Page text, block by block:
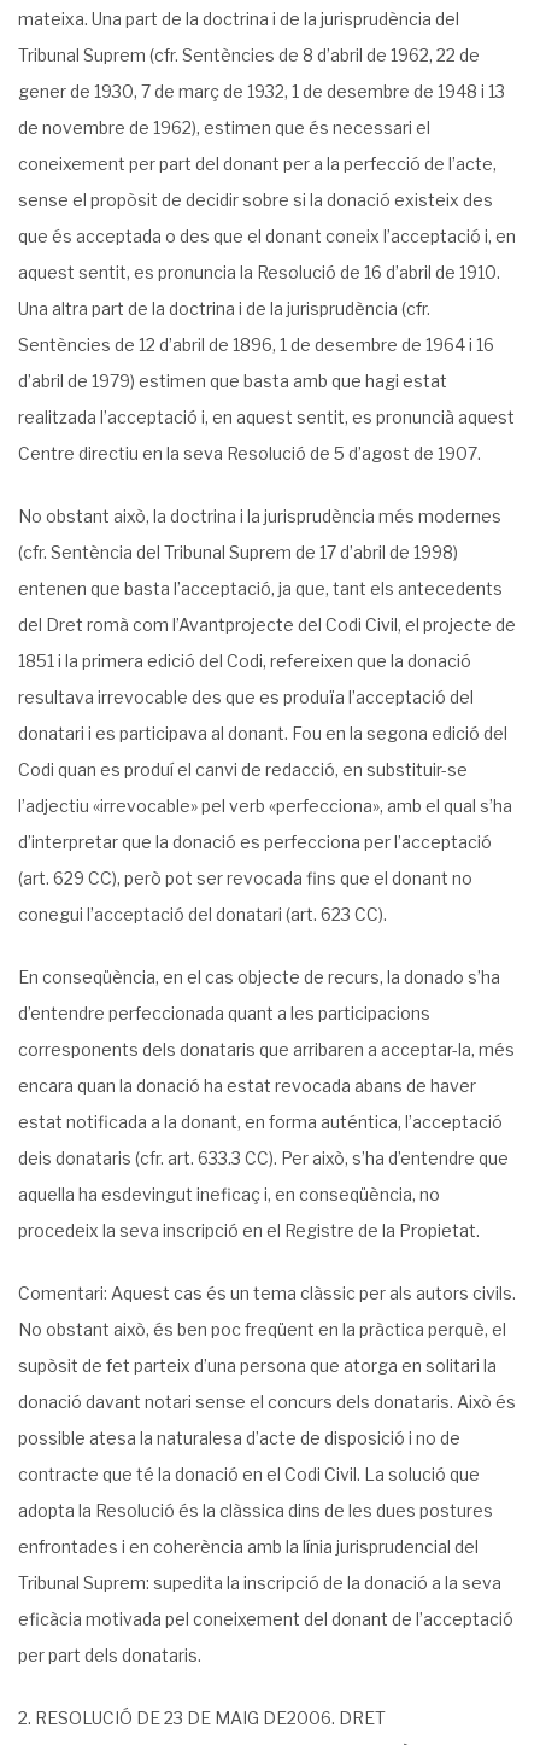
mateixa. Una part de la doctrina i de la jurisprudència del
Tribunal Suprem (cfr. Sentències de 8 d’abril de 1962, 22 de
gener de 1930, 7 de març de 1932, 1 de desembre de 1948 i 13
de novembre de 1962), estimen que és necessari el
coneixement per part del donant per a la perfecció de l’acte,
sense el propòsit de decidir sobre si la donació existeix des
que és acceptada o des que el donant coneix l’acceptació i, en
aquest sentit, es pronuncia la Resolució de 16 d’abril de 1910.
Una altra part de la doctrina i de la jurisprudència (cfr.
Sentències de 12 d’abril de 1896, 1 de desembre de 1964 i 16
d’abril de 1979) estimen que basta amb que hagi estat
realitzada l’acceptació i, en aquest sentit, es pronuncià aquest
Centre directiu en la seva Resolució de 5 d’agost de 1907.
No obstant això, la doctrina i la jurisprudència més modernes
(cfr. Sentència del Tribu­nal Suprem de 17 d’abril de 1998)
entenen que basta l’acceptació, ja que, tant els antece­dents
del Dret romà com l’Avantprojecte del Codi Civil, el projecte de
1851 i la primera edició del Codi, refereixen que la donació
resultava irrevocable des que es produïa l’accep­tació del
donatari i es participava al donant. Fou en la segona edició del
Codi quan es produí el canvi de redacció, en substituir-se
l’adjectiu «irrevocable» pel verb «perfecciona», amb el qual s’ha
d’interpretar que la donació es perfecciona per l’acceptació
(art. 629 CC), però pot ser revocada fins que el donant no
conegui l’acceptació del donatari (art. 623 CC).
En conseqüència, en el cas objecte de recurs, la donado s’ha
d’entendre perfeccionada quant a les participacions
corresponents dels donataris que arribaren a acceptar-la, més
encara quan la donació ha estat revocada abans de haver
estat notificada a la donant, en forma auténtica, l’acceptació
deis donataris (cfr. art. 633.3 CC). Per això, s’ha d’entendre que
aquella ha esdevingut ineficaç i, en conseqüència, no
procedeix la seva inscripció en el Registre de la Propietat.
Comentari: Aquest cas és un tema clàssic per als autors civils.
No obstant això, és ben poc freqüent en la pràctica perquè, el
supòsit de fet parteix d’una persona que atorga en soli­tari la
donació davant notari sense el concurs dels donataris. Això és
possible atesa la natu­ralesa d’acte de disposició i no de
contracte que té la donació en el Codi Civil. La solució que
adopta la Resolució és la clàssica dins de les dues postures
enfrontades i en coherència amb la línia jurisprudencial del
Tribunal Suprem: supedita la inscripció de la donació a la seva
eficà­cia motivada pel coneixement del donant de l’acceptació
per part dels donataris.
2. RESOLUCIÓ DE 23 DE MAIG DE2006. DRET